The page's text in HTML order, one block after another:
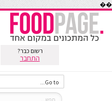
��
רשום כבר?
התחבר